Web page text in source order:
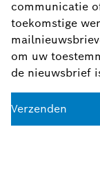
communicatie
toekomstige
om uw
de nieuwsbrief
Verzenden